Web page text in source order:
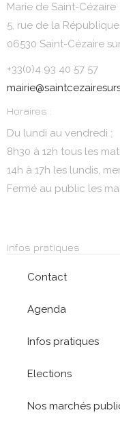
Marie de Saint-Cézaire
5, rue de la République
06530 Saint-Cézaire
+33(0)4 93 40 57 57
Horaires :
Du lundi au vendredi :
8h30 à 12h tous les
14h à 17h les lundis,
Fermé au public les
Infos pratiques
Contact
Agenda
Infos pratiques
Elections
Nos marchés